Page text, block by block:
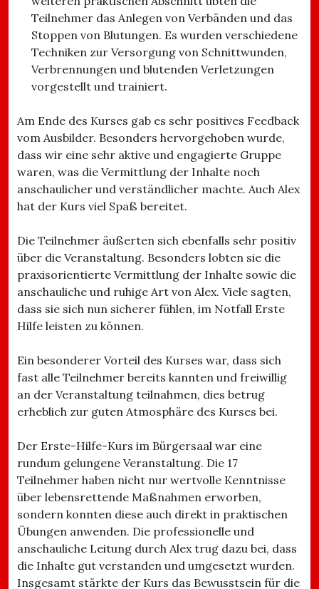
Teilnehmer das Anlegen von Verbänden und das
Stoppen von Blutungen. Es wurden verschiedene
Techniken zur Versorgung von Schnittwunden,
Verbrennungen und blutenden Verletzungen
vorgestellt und trainiert.
Am Ende des Kurses gab es sehr positives Feedback
vom Ausbilder. Besonders hervorgehoben wurde,
dass wir eine sehr aktive und engagierte Gruppe
waren, was die Vermittlung der Inhalte noch
anschaulicher und verständlicher machte. Auch Alex
hat der Kurs viel Spaß bereitet.
Die Teilnehmer äußerten sich ebenfalls sehr positiv
über die Veranstaltung. Besonders lobten sie die
praxisorientierte Vermittlung der Inhalte sowie die
anschauliche und ruhige Art von Alex. Viele sagten,
dass sie sich nun sicherer fühlen, im Notfall Erste
Hilfe leisten zu können.
Ein besonderer Vorteil des Kurses war, dass sich
fast alle Teilnehmer bereits kannten und freiwillig
an der Veranstaltung teilnahmen, dies betrug
erheblich zur guten Atmosphäre des Kurses bei.
Der Erste-Hilfe-Kurs im Bürgersaal war eine
rundum gelungene Veranstaltung. Die 17
Teilnehmer haben nicht nur wertvolle Kenntnisse
über lebensrettende Maßnahmen erworben,
sondern konnten diese auch direkt in praktischen
Übungen anwenden. Die professionelle und
anschauliche Leitung durch Alex trug dazu bei, dass
die Inhalte gut verstanden und umgesetzt wurden.
Insgesamt stärkte der Kurs das Bewusstsein für die